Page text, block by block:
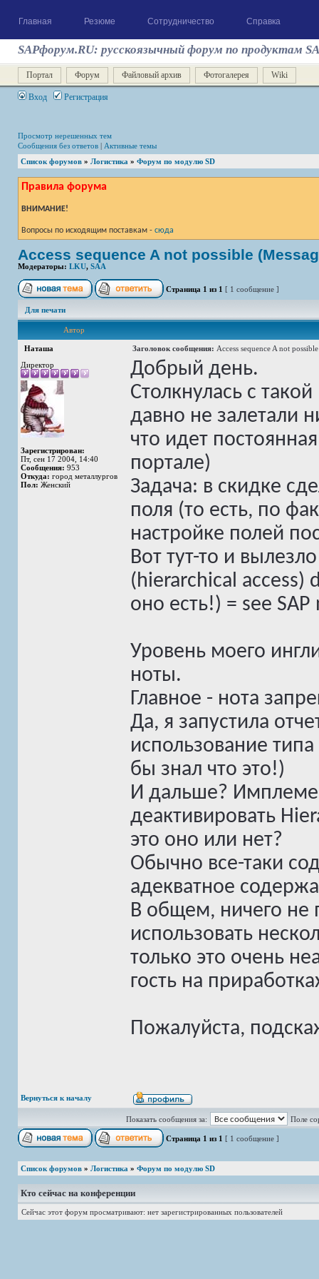
Главная Резюме Сотрудничество Справка
SAPфорум.RU: русскоязычный форум по продуктам
Портал Форум Файловый архив Фотогалерея Wiki
Вход Регистрация
Просмотр нерешенных тем
Сообщения без ответов | Активные темы
Список форумов » Логистика » Форум по модулю SD
Правила форума
ВНИМАНИЕ!
Вопросы по исходящим поставкам - сюда
Access sequence A not possible
Модераторы: LKU, SAA
Страница 1 из 1 [ 1 сообщение ]
Для печати
Автор
Наташа Заголовок сообщения: Access sequence A not
Директор
Зарегистрирован:
Пт, сен 17 2004, 14:40
Сообщения: 953
Откуда: город металлургов
Пол: Женский
Добрый день.
Столкнулась с
давно не залетали
что идет
портале)
Задача: в скидке
поля (то есть, по
настройке полей
Вот тут-то и
(hierarchical access)
оно есть!) = see
Уровень моего
ноты.
Главное - нота
Да, я запустила
использование
бы знал что это!)
И дальше?
деактивировать
это оно или нет?
Обычно все-таки
адекватное
В общем, ничего не
использовать
только это очень
гость на
Пожалуйста,
Вернуться к началу
Показать сообщения за: Поле
Страница 1 из 1 [ 1 сообщение ]
Список форумов » Логистика » Форум по модулю SD
Кто сейчас на конференции
Сейчас этот форум просматривают: нет зарегистрированных пользователей